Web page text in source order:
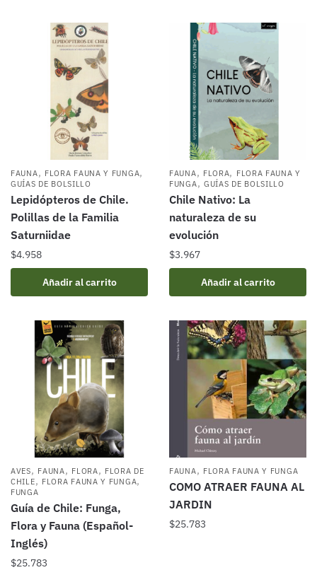
FAUNA, FLORA FAUNA Y FUNGA,
GUÍAS DE BOLSILLO
Lepidópteros de Chile.
Polillas de la Familia
Saturniidae
$4.958
Añadir al carrito
FAUNA, FLORA, FLORA FAUNA Y
FUNGA, GUÍAS DE BOLSILLO
Chile Nativo: La
naturaleza de su
evolución
$3.967
Añadir al carrito
AVES, FAUNA, FLORA, FLORA DE
CHILE, FLORA FAUNA Y FUNGA,
FUNGA
Guía de Chile: Funga,
Flora y Fauna (Español-
Inglés)
$25.783
FAUNA, FLORA FAUNA Y FUNGA
COMO ATRAER FAUNA AL
JARDIN
$25.783